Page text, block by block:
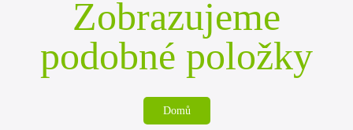
Zobrazujeme
podobné položky
Domů